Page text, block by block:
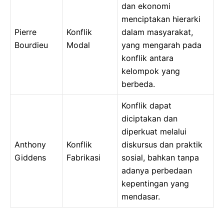
Pierre
Bourdieu
Konflik
Modal
dan ekonomi
menciptakan hierarki
dalam masyarakat,
yang mengarah pada
konflik antara
kelompok yang
berbeda.
Anthony
Giddens
Konflik
Fabrikasi
Konflik dapat
diciptakan dan
diperkuat melalui
diskursus dan praktik
sosial, bahkan tanpa
adanya perbedaan
kepentingan yang
mendasar.